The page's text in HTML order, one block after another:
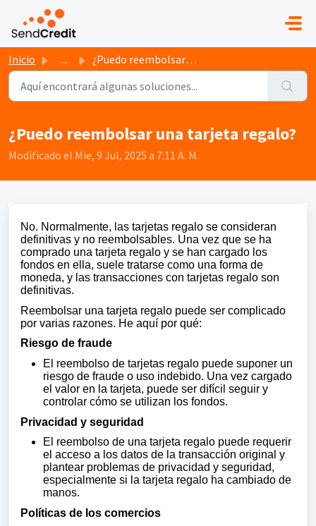
Saltar al contenido principal
Inicio ... ¿Puedo reembolsar una tarjeta regalo?
¿Puedo reembolsar una tarjeta regalo?
Modificado el Mie, 9 Jul, 2025 a 7:11 A. M.
No. Normalmente, las tarjetas regalo se consideran
definitivas y no reembolsables. Una vez que se ha
comprado una tarjeta regalo y se han cargado los
fondos en ella, suele tratarse como una forma de
moneda, y las transacciones con tarjetas regalo son
definitivas.
Reembolsar una tarjeta regalo puede ser complicado
por varias razones. He aquí por qué:
Riesgo de fraude
El reembolso de tarjetas regalo puede suponer un
riesgo de fraude o uso indebido. Una vez cargado
el valor en la tarjeta, puede ser difícil seguir y
controlar cómo se utilizan los fondos.
Privacidad y seguridad
El reembolso de una tarjeta regalo puede requerir
el acceso a los datos de la transacción original y
plantear problemas de privacidad y seguridad,
especialmente si la tarjeta regalo ha cambiado de
manos.
Políticas de los comercios